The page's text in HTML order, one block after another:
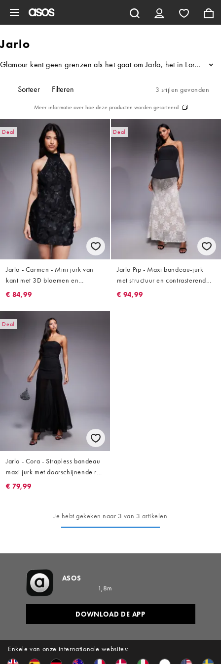
Jarlo
Glamour kent geen grenzen als het gaat om Jarlo, het in Londen
...
Sorteer Filteren 3 stijlen gevonden
Meer informatie over hoe deze producten worden gesorteerd
Deal
Jarlo - Carmen - Mini jurk van
kant met 3D bloemen en
halternek in zwart
€ 84,99
Deal
Jarlo Pip - Maxi bandeau-jurk
met structuur en contrasterende
kanten rok in zwart en wit
€ 94,99
Deal
Jarlo - Cora - Strapless bandeau
maxi jurk met doorschijnende rok
in zwart
€ 79,99
Je hebt gekeken naar 3 van 3 artikelen
Enkele van onze internationale websites:
ASOS
1,8m
DOWNLOAD DE APP